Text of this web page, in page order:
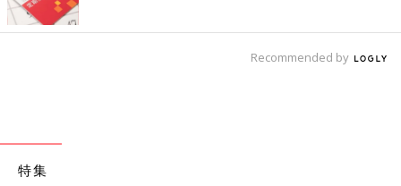
ドラマで話題！「チョコっとリラックシュー」
Recommended by
特集